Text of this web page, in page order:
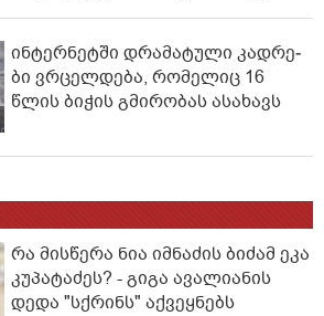
ინ­ტერ­ნეტ­ში დრა­მა­ტუ­ლი კად­რე­
ბი ვრცელდება, რომელიც 16
წლის ბიჭის გმირობას ასახავს
რა მისწერა ნია იმნაძის ბიძამ ეკა
კუპატაძეს? - გიგა ავალიანის
დედა "სქრინს" აქვეყნებს